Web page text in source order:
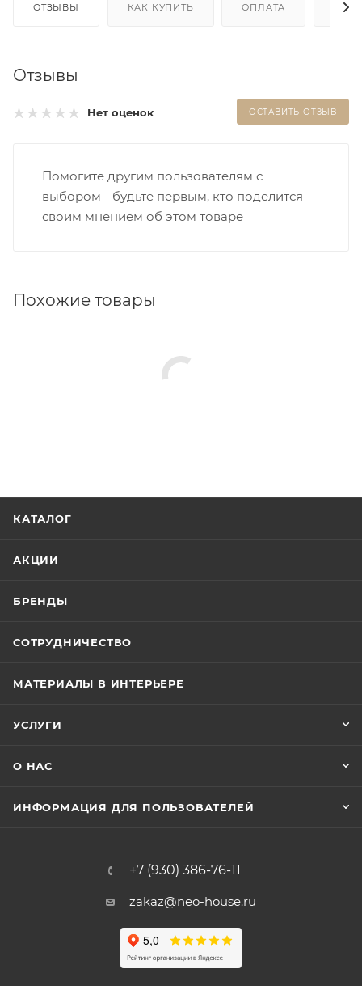
ОТЗЫВЫ КАК КУПИТЬ ОПЛАТА
Отзывы
Нет оценок ОСТАВИТЬ ОТЗЫВ
Помогите другим пользователям с
выбором - будьте первым, кто поделится
своим мнением об этом товаре
Похожие товары
КАТАЛОГ
АКЦИИ
БРЕНДЫ
СОТРУДНИЧЕСТВО
МАТЕРИАЛЫ В ИНТЕРЬЕРЕ
УСЛУГИ
О НАС
ИНФОРМАЦИЯ ДЛЯ ПОЛЬЗОВАТЕЛЕЙ
+7 (930) 386-76-11
zakaz@neo-house.ru